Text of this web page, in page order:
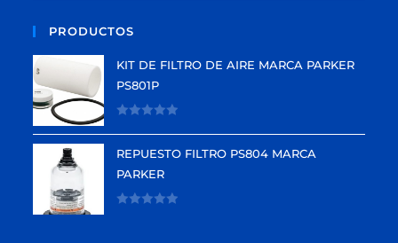
PRODUCTOS
KIT DE FILTRO DE AIRE MARCA PARKER
PS801P
o
r
REPUESTO FILTRO PS804 MARCA
PARKER